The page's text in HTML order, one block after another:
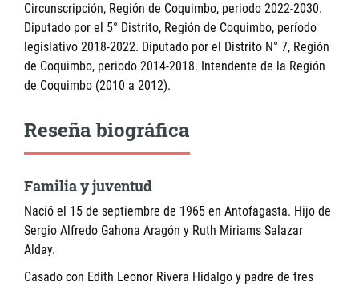
Circunscripción, Región de Coquimbo, periodo 2022-2030.
Diputado por el 5° Distrito, Región de Coquimbo, período
legislativo 2018-2022. Diputado por el Distrito N° 7, Región
de Coquimbo, periodo 2014-2018. Intendente de la Región
de Coquimbo (2010 a 2012).
Reseña biográfica
Familia y juventud
Nació el 15 de septiembre de 1965 en Antofagasta. Hijo de
Sergio Alfredo Gahona Aragón y Ruth Miriams Salazar
Alday.
Casado con Edith Leonor Rivera Hidalgo y padre de tres